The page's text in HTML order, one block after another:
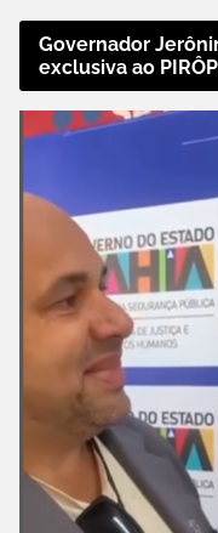
Governador
exclusiva ao